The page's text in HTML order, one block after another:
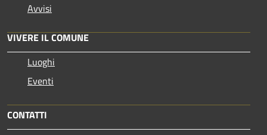
Avvisi
VIVERE IL COMUNE
Luoghi
Eventi
CONTATTI